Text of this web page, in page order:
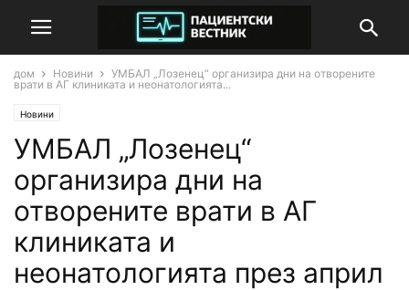
дом Новини
УМБАЛ „Лозенец“ организира дни на отворените
врати в АГ клиниката и неонатологията...
Новини
УМБАЛ „Лозенец“
организира дни на
отворените врати в АГ
клиниката и
неонатологията през април